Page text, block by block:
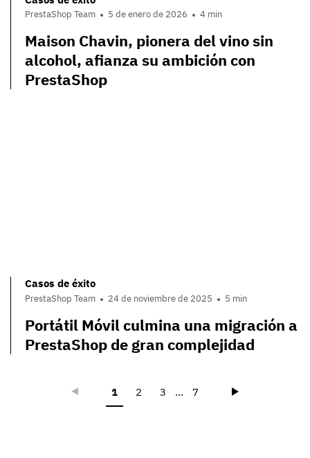
PrestaShop Team 5 de enero de 2026 4 min
Maison Chavin, pionera del vino sin
alcohol, afianza su ambición con
PrestaShop
Casos de éxito
PrestaShop Team 24 de noviembre de 2025 5 min
Portátil Móvil culmina una migración a
PrestaShop de gran complejidad
Précédent
1 2 3 ... 7 Suivant